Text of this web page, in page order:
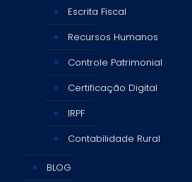
Escrita Fiscal
Recursos Humanos
Controle Patrimonial
Certificação Digital
IRPF
Contabilidade Rural
BLOG